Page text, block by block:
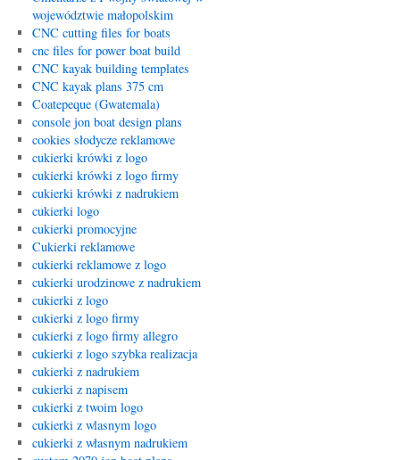
województwie małopolskim
CNC cutting files for boats
cnc files for power boat build
CNC kayak building templates
CNC kayak plans 375 cm
Coatepeque (Gwatemala)
console jon boat design plans
cookies słodycze reklamowe
cukierki krówki z logo
cukierki krówki z logo firmy
cukierki krówki z nadrukiem
cukierki logo
cukierki promocyjne
Cukierki reklamowe
cukierki reklamowe z logo
cukierki urodzinowe z nadrukiem
cukierki z logo
cukierki z logo firmy
cukierki z logo firmy allegro
cukierki z logo szybka realizacja
cukierki z nadrukiem
cukierki z napisem
cukierki z twoim logo
cukierki z wlasnym logo
cukierki z własnym nadrukiem